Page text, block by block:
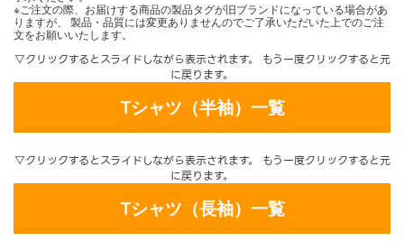
※ご注文の際、お届けする商品の製品タグが旧ブランドになっている場合があ
りますが、 製品・品質には変更ありませんのでご了承いただいた上でのご注
文をお願いいたします。
▽クリックするとスライドしながら表示されます。 もう一度クリックすると元
に戻ります。
Tシャツ（半袖）一覧
▽クリックするとスライドしながら表示されます。 もう一度クリックすると元
に戻ります。
Tシャツ（長袖）一覧